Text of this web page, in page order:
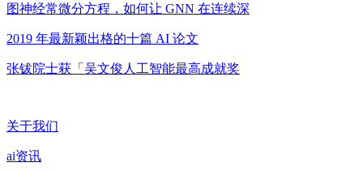
图神经常微分方程，如何让 GNN 在连续深
2019 年最新颖出格的十篇 AI 论文
张钹院士获「吴文俊人工智能最高成就奖
关于我们
ai资讯